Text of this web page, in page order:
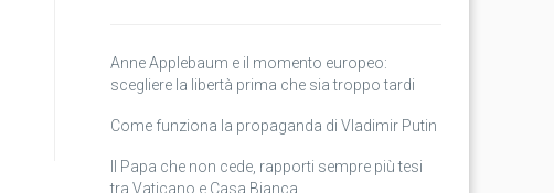
Anne Applebaum e il momento europeo:
scegliere la libertà prima che sia troppo tardi
Come funziona la propaganda di Vladimir Putin
Il Papa che non cede, rapporti sempre più tesi
tra Vaticano e Casa Bianca